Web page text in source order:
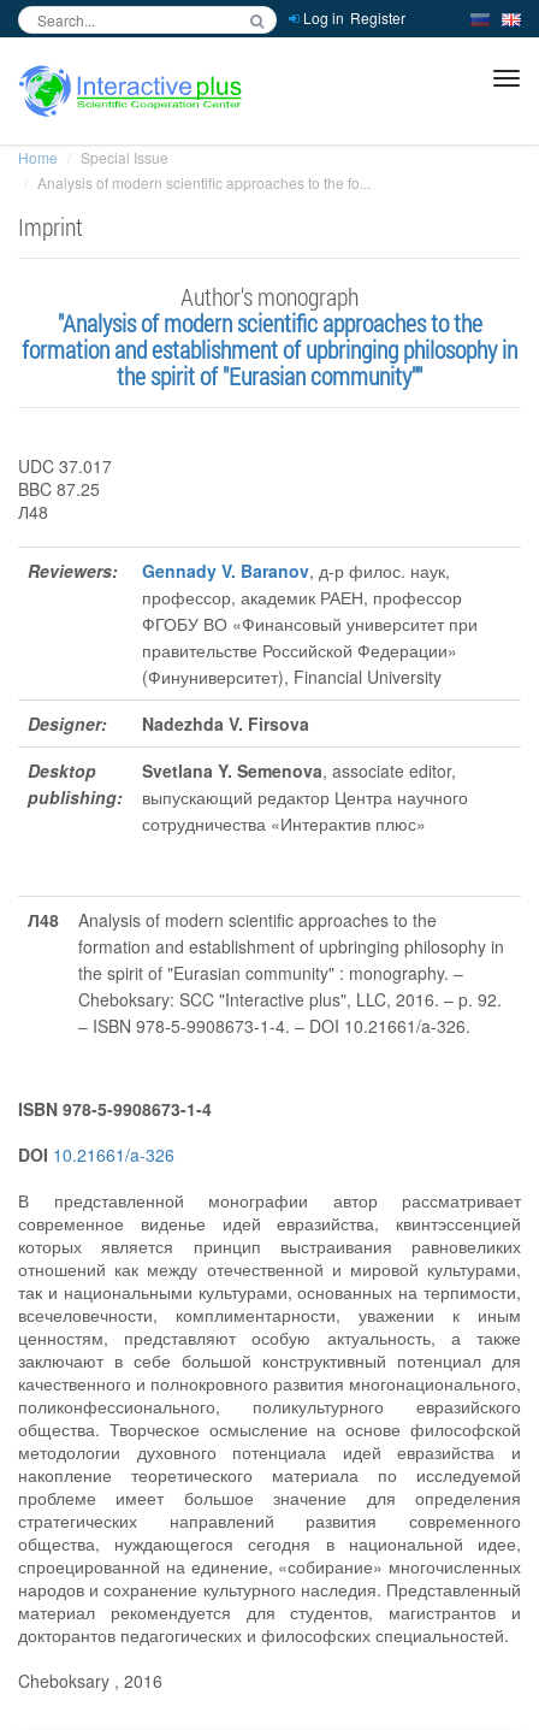
Log in Register
Home
Special Issue
Analysis of modern scientific approaches to the fo...
Imprint
Author's monograph
"Analysis of modern scientific approaches to the
formation and establishment of upbringing philosophy in
the spirit of "Eurasian community""
UDC 37.017
BBC 87.25
Л48
Reviewers: Gennady V. Baranov, д-р филос. наук,
профессор, академик РАЕН, профессор
ФГОБУ ВО «Финансовый университет при
правительстве Российской Федерации»
(Финуниверситет), Financial University
Designer:
Nadezhda V. Firsova
Desktop
publishing:
Svetlana Y. Semenova, associate editor,
выпускающий редактор Центра научного
сотрудничества «Интерактив плюс»
Л48
Analysis of modern scientific approaches to the
formation and establishment of upbringing philosophy in
the spirit of "Eurasian community" : monography. –
Cheboksary: SCC "Interactive plus", LLC, 2016. – p. 92.
– ISBN 978-5-9908673-1-4. – DOI 10.21661/a-326.
ISBN 978-5-9908673-1-4
DOI 10.21661/a-326
В представленной монографии автор рассматривает
современное виденье идей евразийства, квинтэссенцией
которых является принцип выстраивания равновеликих
отношений как между отечественной и мировой культурами,
так и национальными культурами, основанных на терпимости,
всечеловечности, комплиментарности, уважении к иным
ценностям, представляют особую актуальность, а также
заключают в себе большой конструктивный потенциал для
качественного и полнокровного развития многонационального,
поликонфессионального, поликультурного евразийского
общества. Творческое осмысление на основе философской
методологии духовного потенциала идей евразийства и
накопление теоретического материала по исследуемой
проблеме имеет большое значение для определения
стратегических направлений развития современного
общества, нуждающегося сегодня в национальной идее,
спроецированной на единение, «собирание» многочисленных
народов и сохранение культурного наследия. Представленный
материал рекомендуется для студентов, магистрантов и
докторантов педагогических и философских специальностей.
Cheboksary , 2016